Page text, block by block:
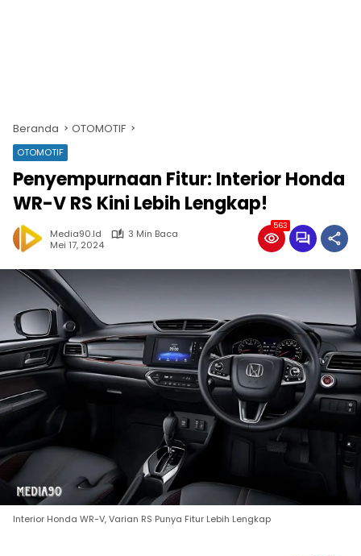
Beranda OTOMOTIF
OTOMOTIF
Penyempurnaan Fitur: Interior Honda
WR-V RS Kini Lebih Lengkap!
Media90.id
3 Min Baca
Mei 17, 2024
563
Interior Honda WR-V, Varian RS Punya Fitur Lebih Lengkap